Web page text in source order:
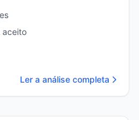
aceito
Ler a análise completa